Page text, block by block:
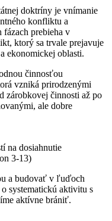
doktríny je vnímanie
konfliktu a
fázach prebieha v
ktorý sa trvale prejavuje
ekonomickej oblasti.
činnosťou
vzniká prirodzenými
zárobkovej činnosti až po
ale dobre
na dosiahnutie
3-13)
a budovať v ľuďoch
systematickú aktivitu s
aktívne brániť.